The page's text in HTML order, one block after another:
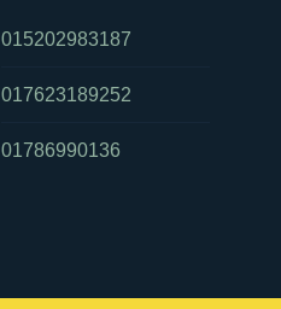
015202983187
017623189252
01786990136